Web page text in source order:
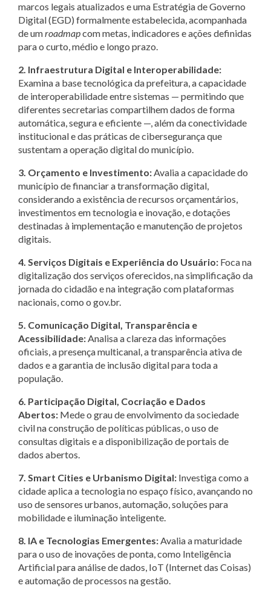
marcos legais atualizados e uma Estratégia de Governo
Digital (EGD) formalmente estabelecida, acompanhada
de umroadmapcom metas, indicadores e ações definidas
para o curto, médio e longo prazo.
2. Infraestrutura Digital e Interoperabilidade:
Examina a base tecnológica da prefeitura, a capacidade
de interoperabilidade entre sistemas — permitindo que
diferentes secretarias compartilhem dados de forma
automática, segura e eficiente —, além da conectividade
institucional e das práticas de cibersegurança que
sustentam a operação digital do município.
3. Orçamento e Investimento:Avalia a capacidade do
município de financiar a transformação digital,
considerando a existência de recursos orçamentários,
investimentos em tecnologia e inovação, e dotações
destinadas à implementação e manutenção de projetos
digitais.
4. Serviços Digitais e Experiência do Usuário: Foca na
digitalização dos serviços oferecidos, na simplificação da
jornada do cidadão e na integração com plataformas
nacionais, como o gov.br.
5. Comunicação Digital, Transparência e
Acessibilidade:Analisa a clareza das informações
oficiais, a presença multicanal, a transparência ativa de
dados e a garantia de inclusão digital para toda a
população.
6. Participação Digital, Cocriação e Dados
Abertos: Mede o grau de envolvimento da sociedade
civil na construção de políticas públicas, o uso de
consultas digitais e a disponibilização de portais de
dados abertos.
7. Smart Cities e Urbanismo Digital: Investiga como a
cidade aplica a tecnologia no espaço físico, avançando no
uso de sensores urbanos, automação, soluções para
mobilidade e iluminação inteligente.
8. IA e Tecnologias Emergentes:Avalia a maturidade
para o uso de inovações de ponta, como Inteligência
Artificial para análise de dados, IoT (Internet das Coisas)
e automação de processos na gestão.